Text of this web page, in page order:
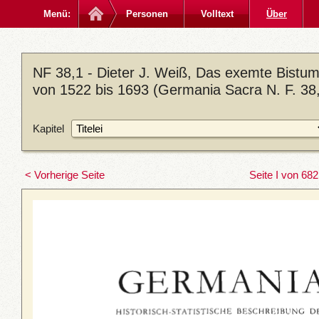
Menü: Personen Volltext Über
NF 38,1 - Dieter J. Weiß, Das exemte
von 1522 bis 1693 (Germania Sacra N. F.
Kapitel
< Vorherige Seite Seite I von 682